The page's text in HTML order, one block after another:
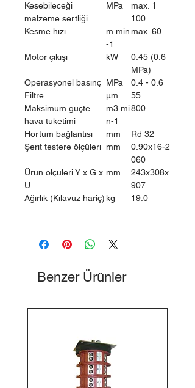
Kesebileceği
malzeme sertliği
MPa
max. 1
100
Kesme hızı
m.min
-1
max. 60
Motor çıkışı kW
0.45 (0.6
MPa)
Operasyonel basınç MPa
0.4 - 0.6
Filtre
μm
55
Maksimum güçte
hava tüketimi
m3.mi
n-1
800
Hortum bağlantısı mm
Rd 32
Şerit testere ölçüleri mm
0.90x16-2
060
Ürün ölçüleri Y x G x
U
mm
243x308x
907
Ağırlık (Kılavuz hariç) kg 19.0
Benzer Ürünler